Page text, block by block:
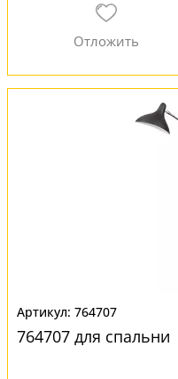
764707
764707 для спальни